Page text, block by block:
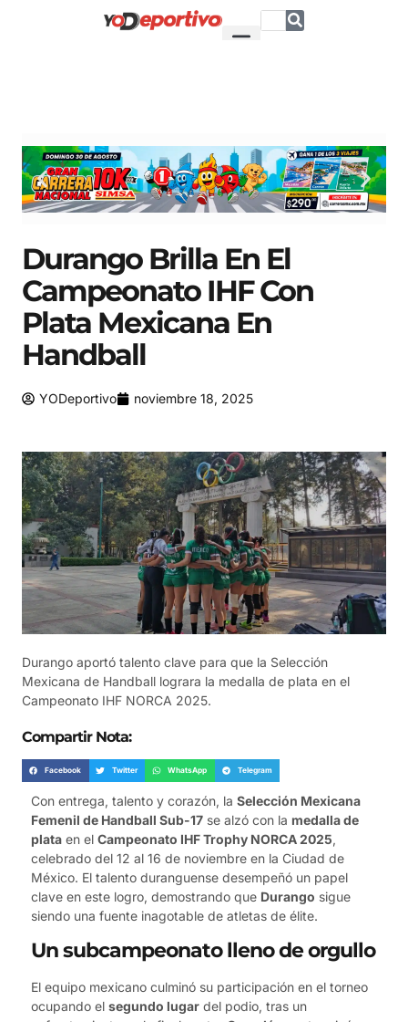
Durango Brilla En El
Campeonato IHF Con
Plata Mexicana En
Handball
YODeportivo noviembre 18, 2025
Durango aportó talento clave para que la Selección
Mexicana de Handball lograra la medalla de plata en el
Campeonato IHF NORCA 2025.
Compartir Nota:
Facebook Twitter WhatsApp Telegram
Con entrega, talento y corazón, la Selección Mexicana
Femenil de Handball Sub-17 se alzó con la medalla de
plata en el Campeonato IHF Trophy NORCA 2025,
celebrado del 12 al 16 de noviembre en la Ciudad de
México. El talento duranguense desempeñó un papel
clave en este logro, demostrando que Durango sigue
siendo una fuente inagotable de atletas de élite.
Un subcampeonato lleno de orgullo
El equipo mexicano culminó su participación en el torneo
ocupando el segundo lugar del podio, tras un